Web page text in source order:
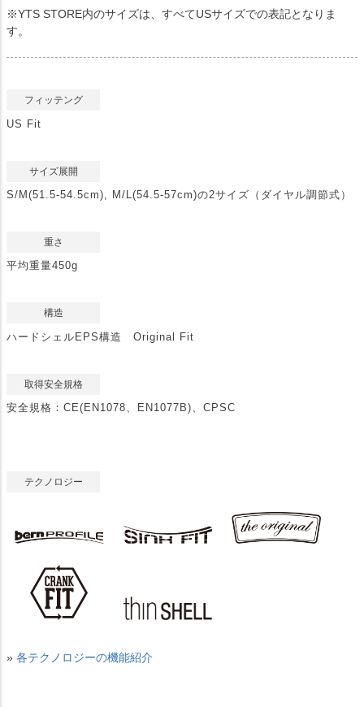
※YTS STORE内のサイズは、すべてUSサイズでの表記となりま
す。
フィッテング
US Fit
サイズ展開
S/M(51.5-54.5cm), M/L(54.5-57cm)の2サイズ（ダイヤル調節式）
重さ
平均重量450g
構造
ハードシェルEPS構造 Original Fit
取得安全規格
安全規格：CE(EN1078、EN1077B)、CPSC
テクノロジー
» 各テクノロジーの機能紹介